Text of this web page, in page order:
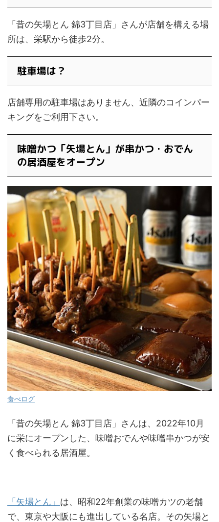
「昔の矢場とん 錦3丁目店」さんが店舗を構える場
所は、栄駅から徒歩2分。
駐車場は？
店舗専用の駐車場はありません、近隣のコインパー
キングをご利用下さい。
味噌かつ「矢場とん」が串かつ・おでん
の居酒屋をオープン
食べログ
「昔の矢場とん 錦3丁目店」さんは、2022年10月
に栄にオープンした、味噌おでんや味噌串かつが安
く食べられる居酒屋。
「矢場とん」 は、昭和22年創業の味噌カツの老舗
で、東京や大阪にも進出している名店。その矢場と